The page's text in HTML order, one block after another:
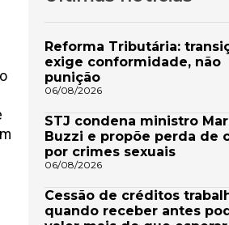
Reforma Tributária:
exige conformidade, não
punição
06/08/2026
STJ condena ministro
Buzzi e propõe perda de
por crimes sexuais
06/08/2026
Cessão de créditos
quando receber antes